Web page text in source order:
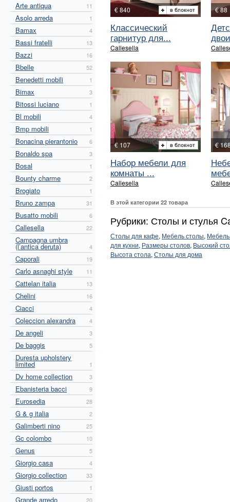
Arte antiqua 11
Asolo arreda 1
Bamax 4
Bassi fratelli 13
Bazzi 16
Bbelle 52
Benedetti mobili 1
Bimax 3
Bitossi luciano 1
Bl mobili 4
Bmp mobili 1
Bonacina pierantonio 6
Bonaldo spa 3
Bosal 1
Bounty charme 2
Brogiato 1
Bruno zampa 31
Busatto mobili 6
Callesella 22
Campagna umbra
(l’antica deruta) 4
Caporali 19
Carlo asnaghi style 11
Cattelan italia 13
Chelini 16
Ciacci 4
Coleccion alexandra 4
De angeli 3
De baggis 5
Duresta upholstery
limited 1
Dv home collection 3
Ebanisteria bacci 9
Eurosedia 28
G & g italia 2
Galimberti nino 25
Gc colombo 10
Genus 5
Giorgio casa 4
Giorgio collection 33
Giusti portos 1
Grande arredo 20
€ 840
Классический
гарнитур для...
Callesella
€ 88
€ 107
Набор мебели для
комнаты ...
Callesella
€
В этой категории 22 товара
Рубрики: Столы и стулья
Столы для кафе, Мебель столы, Мебель
для кухни, Размеры столов, Высокий
Высота стола, Столы для дома